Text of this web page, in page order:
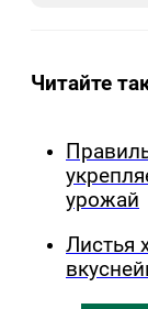
Читайте
урожай
Листья